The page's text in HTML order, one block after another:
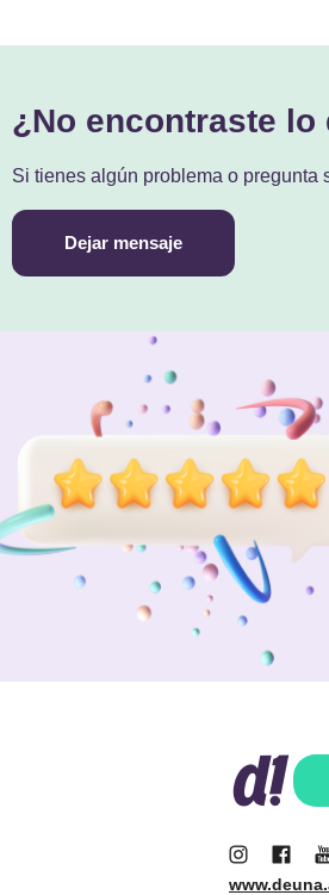
¿No encontraste lo
Si tienes algún problema o pregunta
Dejar mensaje